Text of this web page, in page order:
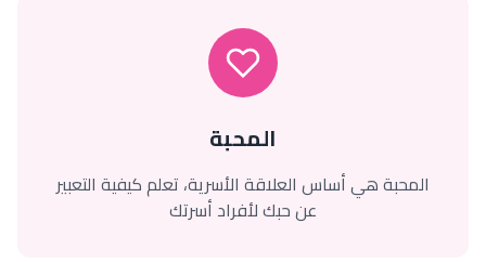
المحبة
المحبة هي أساس العلاقة الأسرية، تعلم كيفية التعبير
عن حبك لأفراد أسرتك